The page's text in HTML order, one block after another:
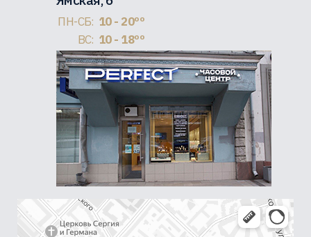
ПН-СБ: 10 - 20ºº
ВС: 10 - 18ºº